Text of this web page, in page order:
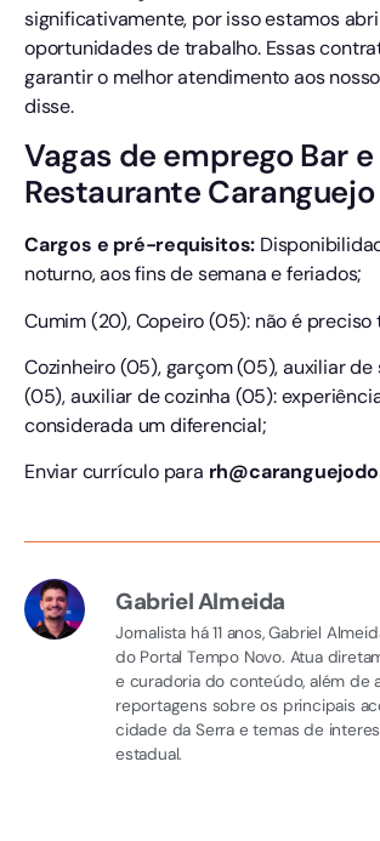
significativamente, por isso estamos
oportunidades de trabalho. Essas
garantir o melhor atendimento aos
disse.
Vagas de emprego Bar e
Restaurante
Cargos e pré-requisitos:
noturno, aos fins de semana e feriados;
Cumim (20), Copeiro (05): não é preciso
Cozinheiro (05), garçom (05), auxiliar de
(05), auxiliar de cozinha (05):
considerada um diferencial;
Enviar currículo para
Gabriel Almeida
Jornalista há 11 anos, Gabriel
do Portal Tempo Novo. Atua
e curadoria do conteúdo, além de
reportagens sobre os principais
cidade da Serra e temas de
estadual.